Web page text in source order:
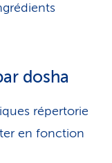
dosha
répertorie
en fonction